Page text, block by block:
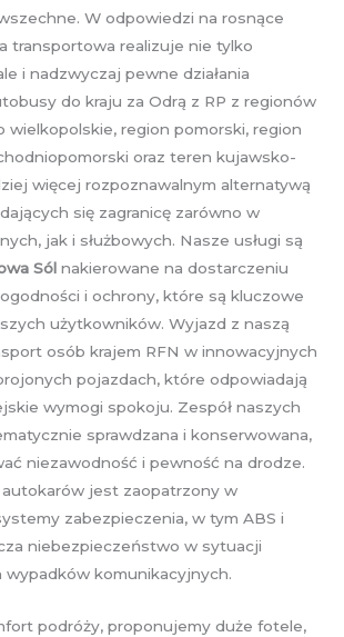
W odpowiedzi na rosnące
transportowa realizuje nie tylko
i nadzwyczaj pewne działania
do kraju za Odrą z RP z regionów
wielkopolskie, region pomorski, region
oraz teren kujawsko-
więcej rozpoznawalnym alternatywą
się zagranicę zarówno w
jak i służbowych. Nasze usługi są
Sól nakierowane na dostarczeniu
i ochrony, które są kluczowe
użytkowników. Wyjazd z naszą
osób krajem RFN w innowacyjnych
pojazdach, które odpowiadają
wymogi spokoju. Zespół naszych
sprawdzana i konserwowana,
niezawodność i pewność na drodze.
autokarów jest zaopatrzony w
zabezpieczenia, w tym ABS i
niebezpieczeństwo w sytuacji
wypadków komunikacyjnych.
podróży, proponujemy duże fotele,